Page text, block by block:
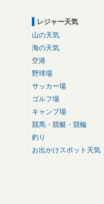
レジャー天気
山の天気
海の天気
空港
野球場
サッカー場
ゴルフ場
キャンプ場
競馬・競艇・競輪
釣り
お出かけスポット天気